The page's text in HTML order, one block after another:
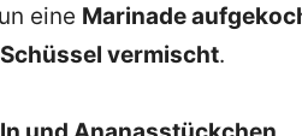
eine Marinade
vermischt.